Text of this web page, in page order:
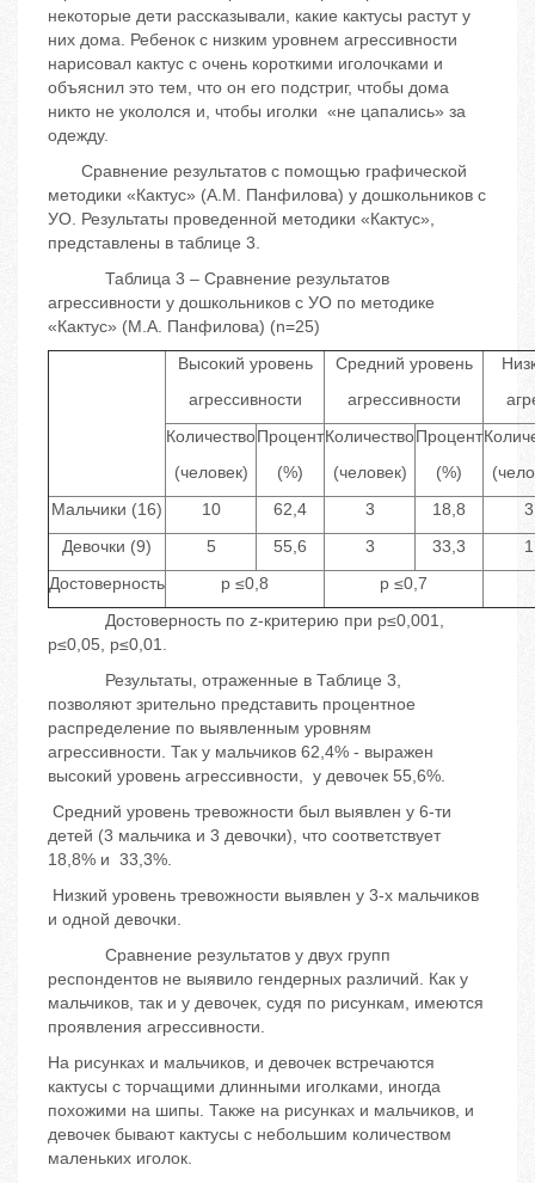
некоторые дети рассказывали, какие кактусы растут у
них дома. Ребенок с низким уровнем агрессивности
нарисовал кактус с очень короткими иголочками и
объяснил это тем, что он его подстриг, чтобы дома
никто не укололся и, чтобы иголки «не цапались» за
одежду.
Сравнение результатов с помощью графической
методики «Кактус» (А.М. Панфилова) у дошкольников с
УО. Результаты проведенной методики «Кактус»,
представлены в таблице 3.
Таблица 3 – Сравнение результатов
агрессивности у дошкольников с УО по методике
«Кактус» (М.А. Панфилова) (n=25)
Высокий уровень
агрессивности
Средний уровень
агрессивности
Количество
(человек)
Процент
(%)
Количество
(человек)
Процент
(%)
Мальчики (16)
10 62,4 3 18,8
3
Девочки (9)
5 55,6 3 33,3
1
Достоверность
p ≤0,8
p ≤0,7
Достоверность по z-критерию при p≤0,001,
p≤0,05, p≤0,01.
Результаты, отраженные в Таблице 3,
позволяют зрительно представить процентное
распределение по выявленным уровням
агрессивности. Так у мальчиков 62,4% - выражен
высокий уровень агрессивности, у девочек 55,6%.
Средний уровень тревожности был выявлен у 6-ти
детей (3 мальчика и 3 девочки), что соответствует
18,8% и 33,3%.
Низкий уровень тревожности выявлен у 3-х мальчиков
и одной девочки.
Сравнение результатов у двух групп
респондентов не выявило гендерных различий. Как у
мальчиков, так и у девочек, судя по рисункам, имеются
проявления агрессивности.
На рисунках и мальчиков, и девочек встречаются
кактусы с торчащими длинными иголками, иногда
похожими на шипы. Также на рисунках и мальчиков, и
девочек бывают кактусы с небольшим количеством
маленьких иголок.